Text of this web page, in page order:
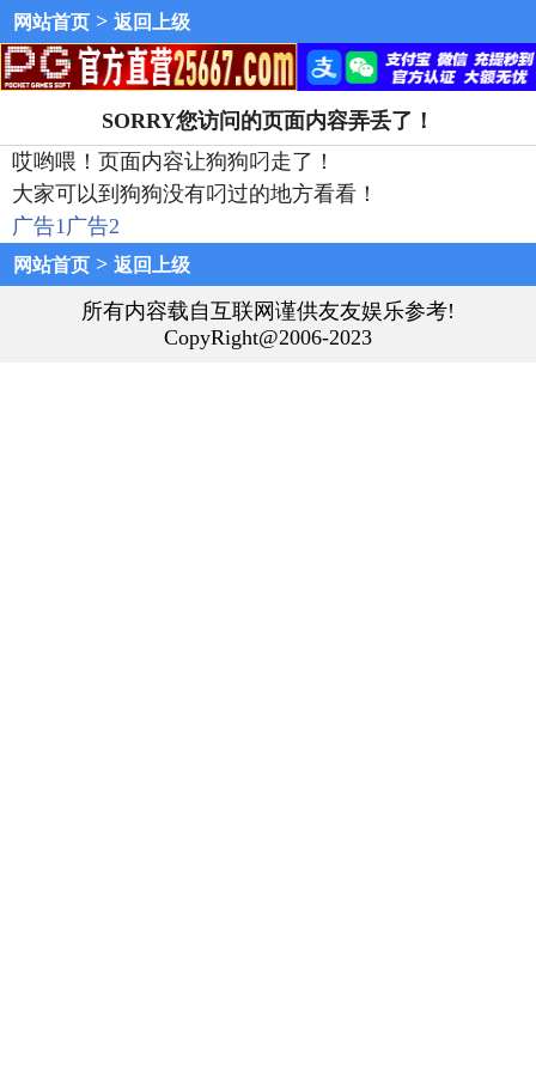
网站首页 > 返回上级
SORRY您访问的页面内容弄丢了！
哎哟喂！页面内容让狗狗叼走了！
大家可以到狗狗没有叼过的地方看看！
广告1广告2
网站首页 > 返回上级
所有内容载自互联网谨供友友娱乐参考!
CopyRight@2006-2023